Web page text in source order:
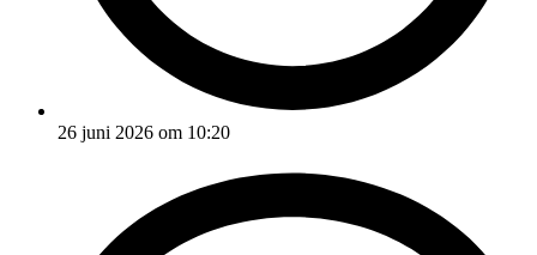
26 juni 2026 om 10:20